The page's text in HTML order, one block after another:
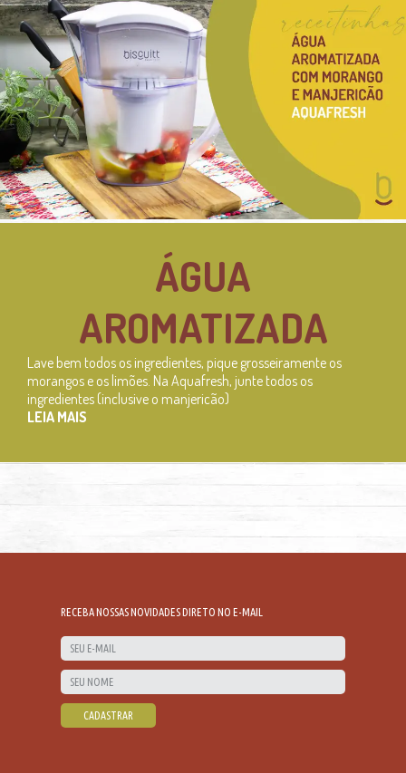
ÁGUA
AROMATIZADA
Lave bem todos os ingredientes, pique grosseiramente os
morangos e os limões. Na Aquafresh, junte todos os
ingredientes (inclusive o manjericão)
LEIA MAIS
RECEBA NOSSAS NOVIDADES DIRETO NO E-MAIL